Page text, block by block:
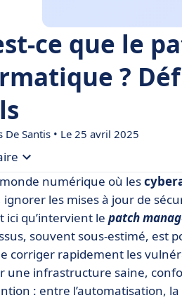
ce que le
?
De Santis • Le 25 avril 2025
ce que le patch
de correctifs et impact sur
sont les risques d’une
pratiques pour un patch
pour un processus de
numérique où les
ignorer les mises à jour de
ici qu’intervient le patch
souvent sous-estimé, est
corriger rapidement les
une infrastructure saine,
: entre l’automatisation,